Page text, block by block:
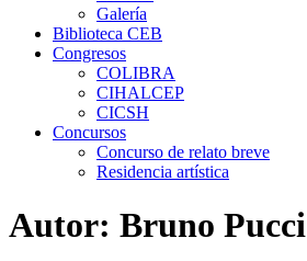
Galería
Biblioteca CEB
Congresos
COLIBRA
CIHALCEP
CICSH
Concursos
Concurso de relato breve
Residencia artística
Autor: Bruno Pucci